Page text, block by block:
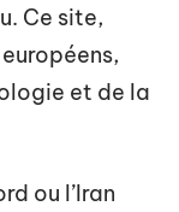
Ce site,
et de la
ou l’Iran